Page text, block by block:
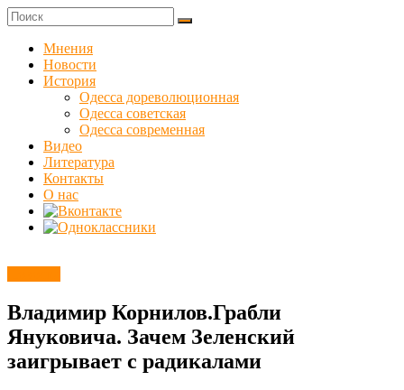
Skip
to
content
Куликовец
Сайт
одесского
сопротивления
Мнения
Новости
История
Одесса дореволюционная
Одесса советская
Одесса современная
Видео
Литература
Контакты
О нас
Владимир Корнилов.Грабли
Януковича. Зачем Зеленский
заигрывает с радикалами